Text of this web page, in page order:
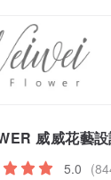
威威花藝
5.0